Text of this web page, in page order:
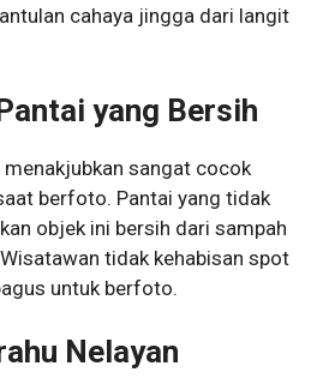
cahaya jingga dari langit
yang Bersih
menakjubkan sangat cocok
berfoto. Pantai yang tidak
objek ini bersih dari sampah
tidak kehabisan spot
untuk berfoto.
Nelayan